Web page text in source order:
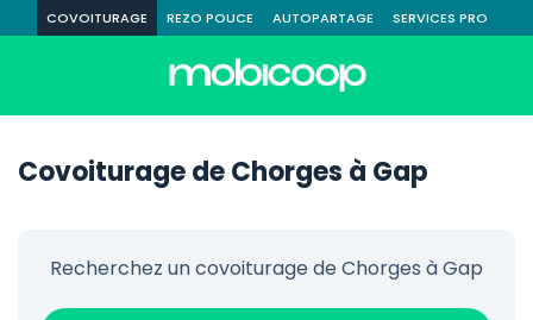
COVOITURAGE REZO POUCE AUTOPARTAGE SERVICES PRO
Covoiturage de Chorges à Gap
Recherchez un covoiturage de Chorges à Gap